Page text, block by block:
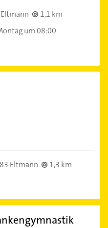
1,1 km
um 08:00
Eltmann
1,3 km